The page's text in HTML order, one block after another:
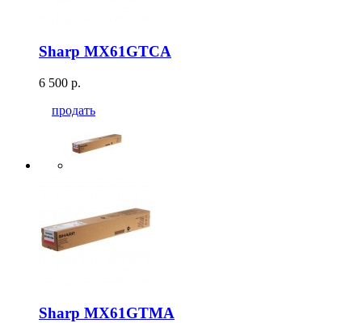
Sharp MX61GTCA
6 500 р.
продать
Sharp MX61GTMA